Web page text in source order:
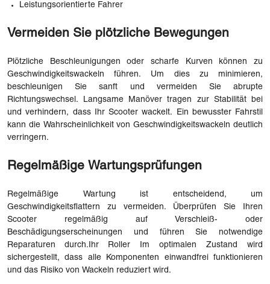
Leistungsorientierte Fahrer
Vermeiden Sie plötzliche Bewegungen
Plötzliche Beschleunigungen oder scharfe Kurven können zu
Geschwindigkeitswackeln führen. Um dies zu minimieren,
beschleunigen Sie sanft und vermeiden Sie abrupte
Richtungswechsel. Langsame Manöver tragen zur Stabilität bei
und verhindern, dass Ihr Scooter wackelt. Ein bewusster Fahrstil
kann die Wahrscheinlichkeit von Geschwindigkeitswackeln deutlich
verringern.
Regelmäßige Wartungsprüfungen
Regelmäßige Wartung ist entscheidend, um
Geschwindigkeitsflattern zu vermeiden. Überprüfen Sie Ihren
Scooter regelmäßig auf Verschleiß- oder
Beschädigungserscheinungen und führen Sie notwendige
Reparaturen durch. Ihr Roller Im optimalen Zustand wird
sichergestellt, dass alle Komponenten einwandfrei funktionieren
und das Risiko von Wackeln reduziert wird.